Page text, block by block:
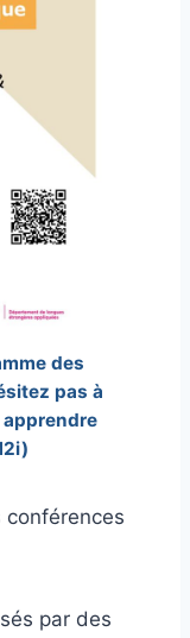
des
pas à
apprendre
par des